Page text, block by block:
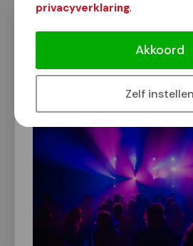
privacyverklaring.
Akkoord
Zelf instellen
Kom dansen op 10
Vereeniging vanaf 30
Van onze redactie